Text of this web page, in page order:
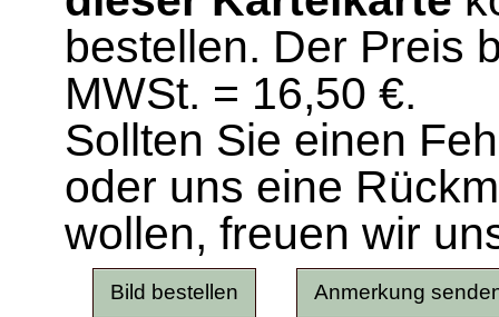
bestellen. Der Preis
MWSt. = 16,50 €.
Sollten Sie einen
oder uns eine
wollen, freuen wir